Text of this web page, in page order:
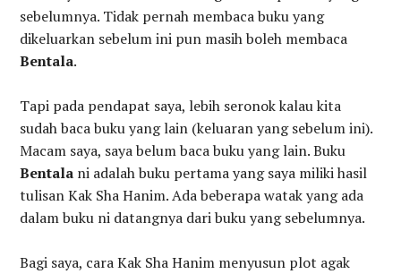
sebelumnya. Tidak pernah membaca buku yang
dikeluarkan sebelum ini pun masih boleh membaca
Bentala.
Tapi pada pendapat saya, lebih seronok kalau kita
sudah baca buku yang lain (keluaran yang sebelum ini).
Macam saya, saya belum baca buku yang lain. Buku
Bentala ni adalah buku pertama yang saya miliki hasil
tulisan Kak Sha Hanim. Ada beberapa watak yang ada
dalam buku ni datangnya dari buku yang sebelumnya.
Bagi saya, cara Kak Sha Hanim menyusun plot agak